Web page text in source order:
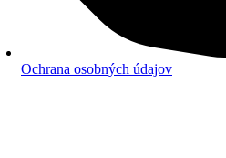
Ochrana osobných údajov